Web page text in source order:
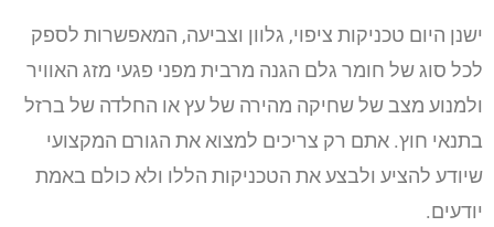
ישנן היום טכניקות ציפוי, גלוון וצביעה, המאפשרות לספק
לכל סוג של חומר גלם הגנה מרבית מפני פגעי מזג האוויר
ולמנוע מצב של שחיקה מהירה של עץ או החלדה של ברזל
בתנאי חוץ. אתם רק צריכים למצוא את הגורם המקצועי
שיודע להציע ולבצע את הטכניקות הללו ולא כולם באמת
יודעים.